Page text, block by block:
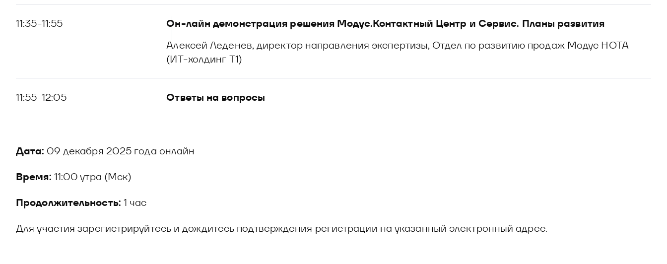
11:35-11:55
Он-лайн демонстрация решения Модус.Контактный Центр и Сервис. Планы развития
Алексей Леденев, директор направления экспертизы, Отдел по развитию продаж Модус НОТА
(ИТ-холдинг Т1)
11:55-12:05 Ответы на вопросы
Дата: 09 декабря 2025 года онлайн
Время: 11:00 утра (Мск)
Продолжительность: 1 час
Для участия зарегистрируйтесь и дождитесь подтверждения регистрации на указанный электронный адрес.